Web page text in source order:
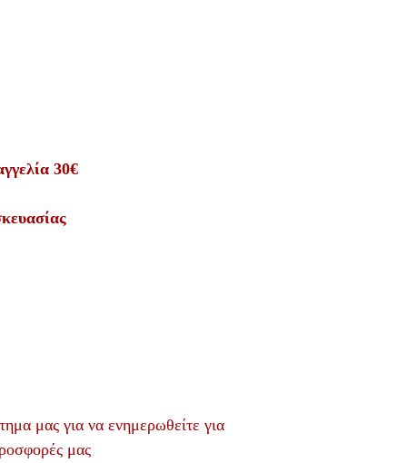
30€
μας για να ενημερωθείτε για
μας